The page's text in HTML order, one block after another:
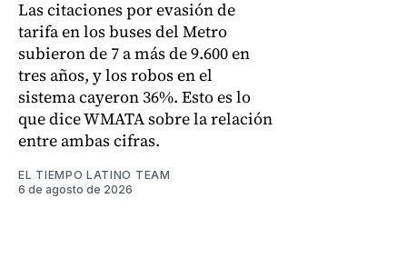
Las citaciones por evasión de
tarifa en los buses del Metro
subieron de 7 a más de 9.600 en
tres años, y los robos en el
sistema cayeron 36%. Esto es lo
que dice WMATA sobre la relación
entre ambas cifras.
EL TIEMPO LATINO TEAM
6 de agosto de 2026